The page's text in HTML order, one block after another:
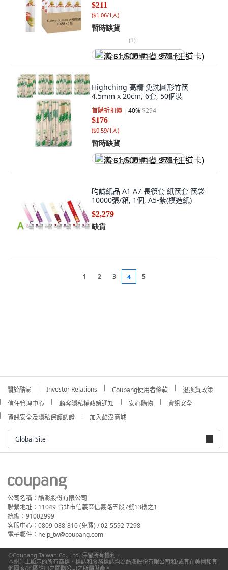
$211
($1.06/1入)
暫時缺貨
(1)
满 $1,500 再省 $75 (王道卡)
Highching 高精 免洗圓形竹筷
4.5mm x 20cm, 6套, 50個裝
首購折扣價 40%$294
$176
($0.59/1入)
暫時缺貨
满 $1,500 再省 $75 (王道卡)
昀誠紙品 A1 A7 長筷套 紙筷套 筷袋
10000張/箱, 1個, A5-紫(模造紙)
$2,279
缺貨
1 2 3 4 5
關於酷澎 Investor Relations Coupang使用者條款
退換貨政策
信任管理中心
顧客隱私權政策通知 安心購物
資訊安全
資訊安全及隱私保護認證
加入酷澎商城
Global Site
公司名稱：酷澎股份有限公司
聯繫地址：11049 台北市信義區信義路五段7號13樓之1
統編：91002999
客服中心：0809-088-810 (免費) / 02-5592-7298
電子郵件：help_tw@coupang.com
©Coupang Taiwan Co., Ltd. 保留所有權利。
本網站上顯示的所有商標、標誌和服務標誌均為酷澎股份有限公司和/或其在美國和其
他國家/地區註冊之關聯公司之所屬財產。